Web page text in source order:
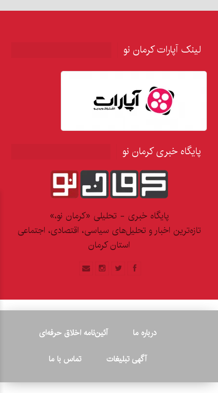
لینک آپارات کرمان نو
پایگاه خبری کرمان نو
پایگاه خبری - تحلیلی «کرمان نو،»
تازه‌ترین اخبار و تحلیل‌های سیاسی، اقتصادی، اجتماعی
استان کرمان
درباره ما
آئین‌نامه اخلاق حرفه‌ای
آگهی تبلیغات
تماس با ما